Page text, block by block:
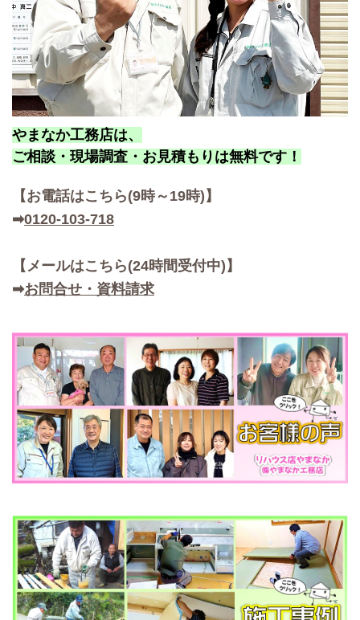
やまなか工務店は、
ご相談・現場調査・お見積もりは無料です！
【お電話はこちら(9時～19時)】
➡0120-103-718
【メールはこちら(24時間受付中)】
➡お問合せ・資料請求